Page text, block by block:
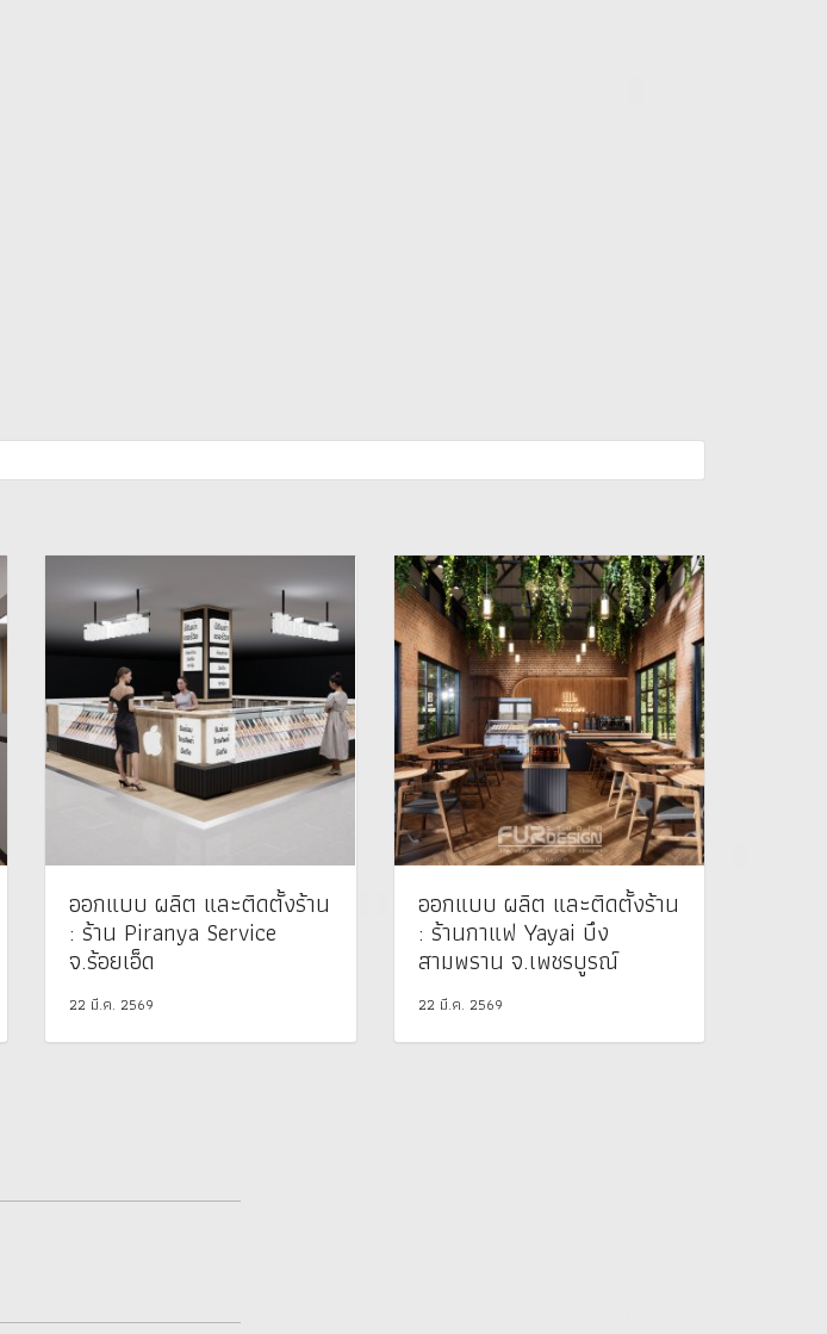
ออกแบบ ผลิต และติดตั้งร้าน
: ร้าน Piranya Service
จ.ร้อยเอ็ด
22 มี.ค. 2569
ออกแบบ ผลิต และติดตั้งร้าน
: ร้านกาแฟ Yayai บึง
สามพราน จ.เพชรบูรณ์
22 มี.ค. 2569